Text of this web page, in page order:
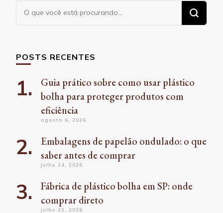
Procurando
algo?
POSTS RECENTES
Guia prático sobre como usar plástico
bolha para proteger produtos com
eficiência
agosto 6, 2026
Embalagens de papelão ondulado: o que
saber antes de comprar
julho 24, 2026
Fábrica de plástico bolha em SP: onde
comprar direto
julho 23, 2026